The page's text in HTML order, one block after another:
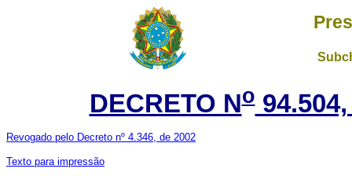
DECRETO No94.504,
Revogado pelo Decreto nº 4.346, de 2002
Texto para impressão